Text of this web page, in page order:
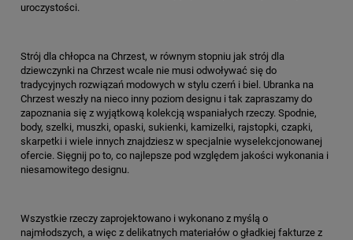
uroczystości.
Strój dla chłopca na Chrzest, w równym stopniu jak strój dla
dziewczynki na Chrzest wcale nie musi odwoływać się do
tradycyjnych rozwiązań modowych w stylu czerń i biel. Ubranka na
Chrzest weszły na nieco inny poziom designu i tak zapraszamy do
zapoznania się z wyjątkową kolekcją wspaniałych rzeczy. Spodnie,
body, szelki, muszki, opaski, sukienki, kamizelki, rajstopki, czapki,
skarpetki i wiele innych znajdziesz w specjalnie wyselekcjonowanej
ofercie. Sięgnij po to, co najlepsze pod względem jakości wykonania i
niesamowitego designu.
Wszystkie rzeczy zaprojektowano i wykonano z myślą o
najmłodszych, a więc z delikatnych materiałów o gładkiej fakturze z